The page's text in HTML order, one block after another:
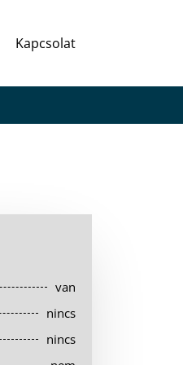
Kapcsolat
van
nincs
nincs